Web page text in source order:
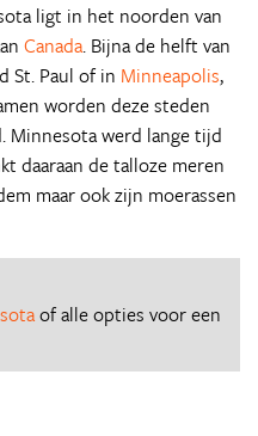
ligt in het noorden van
Canada. Bijna de helft van
St. Paul of in Minneapolis,
worden deze steden
Minnesota werd lange tijd
daaraan de talloze meren
maar ook zijn moerassen
of alle opties voor een